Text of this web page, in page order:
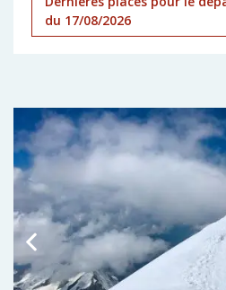
du 17/08/2026